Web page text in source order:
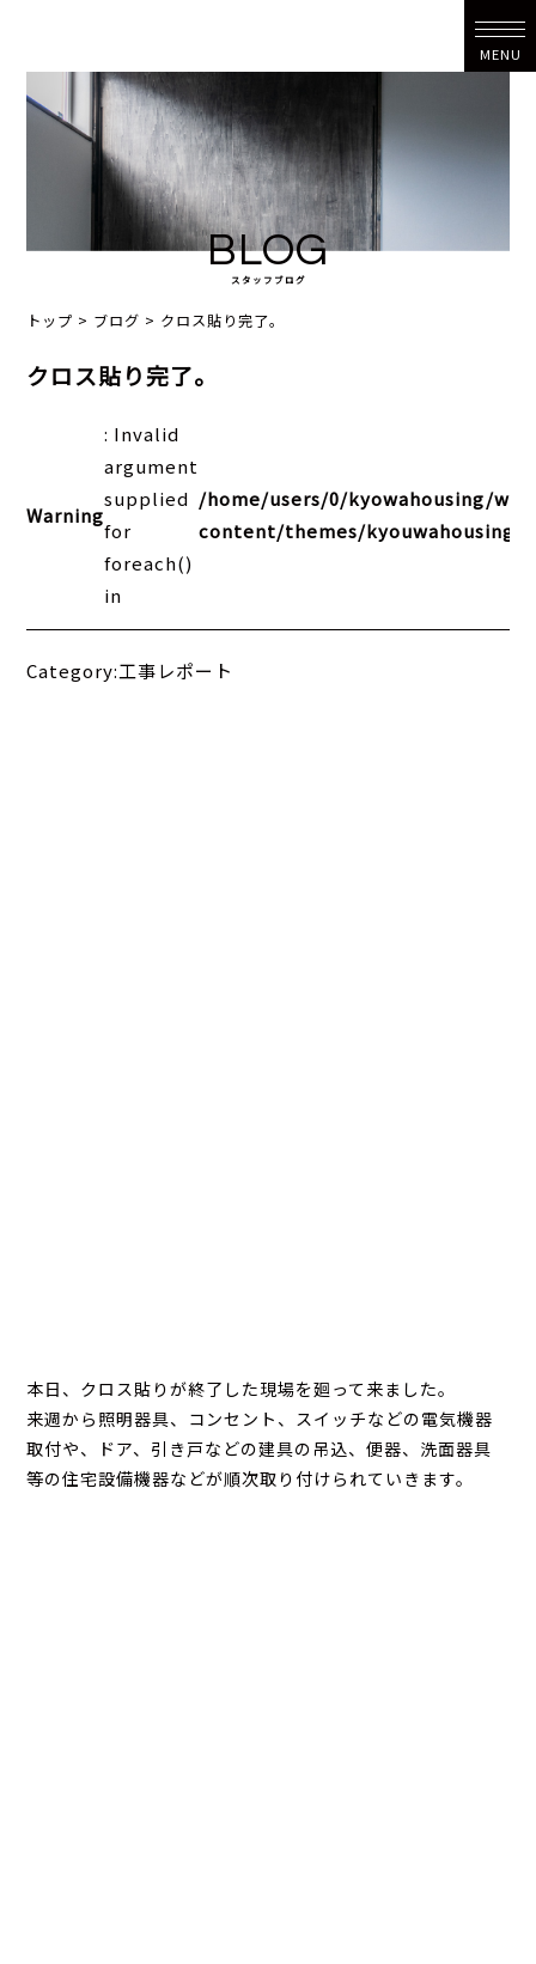
MENU
BLOG
スタッフブログ
トップ > ブログ > クロス貼り完了。
クロス貼り完了。
Warning
: Invalid
argument
supplied
for
foreach()
in
/home/users/0/kyowahousing/
content/themes/
Category:工事レポート
本日、クロス貼りが終了した現場を廻って来ました。
来週から照明器具、コンセント、スイッチなどの電気機器
取付や、ドア、引き戸などの建具の吊込、便器、洗面器具
等の住宅設備機器などが順次取り付けられていきます。